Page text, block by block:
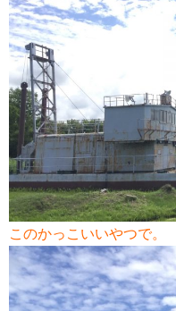
このかっこいいやつで。